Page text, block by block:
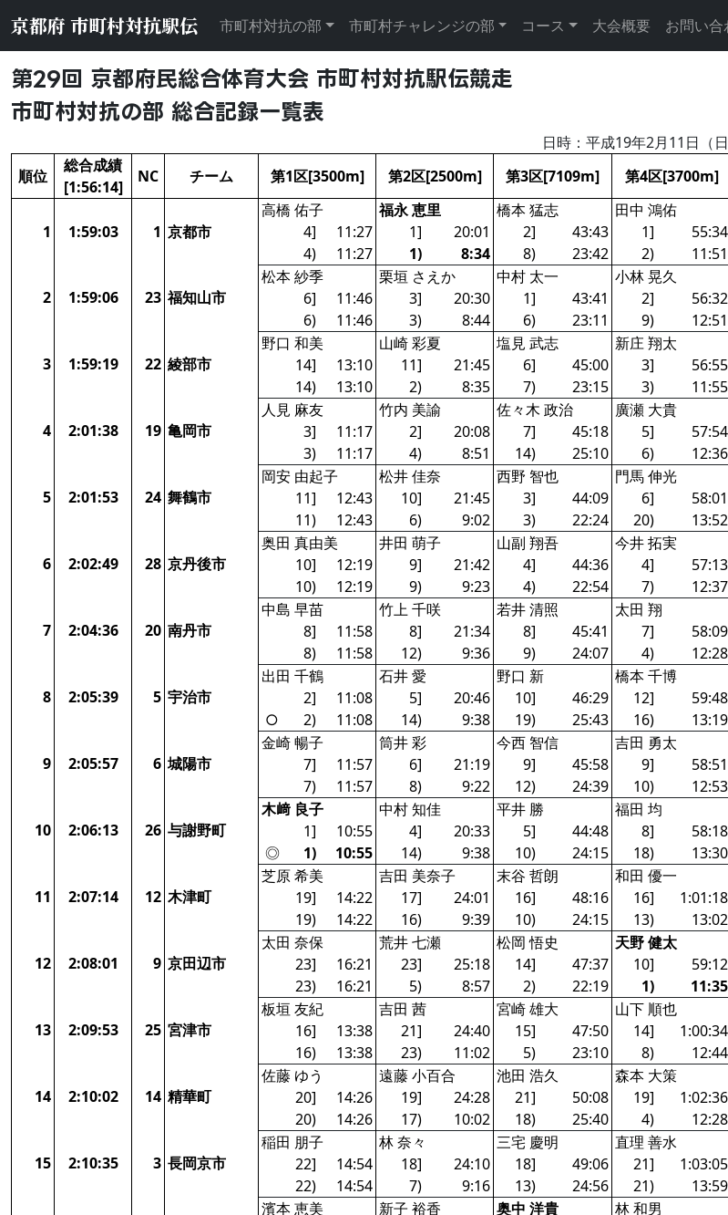
京都府 市町村対抗駅伝 市町村対抗の部 市町村チャレンジの部 コース 大会概要 お問い合
第29回 京都府民総合体育大会 市町村対抗駅伝競走
市町村対抗の部 総合記録一覧表
日時：平成19年2月11日（
順位
総合成績
[1:56:14]
NC チーム 第1区[3500m] 第2区[2500m] 第3区[7109m] 第4区[3700m]
1 1:59:03 1 京都市
高橋 佑子 福永 恵里 橋本 猛志 田中 鴻佑
4]
11:27 1] 20:01 2] 43:43 1] 55:34
4)
11:27 1) 8:34 8) 23:42 2) 11:51
2 1:59:06 23 福知山市
松本 紗季 栗垣 さえか 中村 太一 小林 晃久
6]
11:46 3] 20:30 1] 43:41 2] 56:32
6)
11:46 3) 8:44 6) 23:11 9) 12:51
3 1:59:19 22 綾部市
野口 和美 山崎 彩夏 塩見 武志 新庄 翔太
14]
13:10 11] 21:45 6] 45:00 3] 56:55
14)
13:10 2) 8:35 7) 23:15 3) 11:55
4 2:01:38 19 亀岡市
人見 麻友 竹内 美諭 佐々木 政治 廣瀬 大貴
3]
11:17 2] 20:08 7] 45:18 5] 57:54
3)
11:17 4) 8:51 14) 25:10 6) 12:36
5 2:01:53 24 舞鶴市
岡安 由起子 松井 佳奈 西野 智也 門馬 伸光
11]
12:43 10] 21:45 3] 44:09 6] 58:01
11)
12:43 6) 9:02 3) 22:24 20) 13:52
6 2:02:49 28 京丹後市
奥田 真由美 井田 萌子 山副 翔吾 今井 拓実
10]
12:19 9] 21:42 4] 44:36 4] 57:13
10)
12:19 9) 9:23 4) 22:54 7) 12:37
7 2:04:36 20 南丹市
中島 早苗 竹上 千咲 若井 清照 太田 翔
8]
11:58 8] 21:34 8] 45:41 7] 58:09
8)
11:58 12) 9:36 9) 24:07 4) 12:28
8 2:05:39 5 宇治市
出田 千鶴 石井 愛 野口 新 橋本 千博
2]
11:08 5] 20:46 10] 46:29 12] 59:48
○
2) 11:08 14) 9:38 19) 25:43 16) 13:19
9 2:05:57 6 城陽市
金崎 暢子 筒井 彩 今西 智信 吉田 勇太
7]
11:57 6] 21:19 9] 45:58 9] 58:51
7)
11:57 8) 9:22 12) 24:39 10) 12:53
10 2:06:13 26 与謝野町
木﨑 良子 中村 知佳 平井 勝 福田 均
1]
10:55 4] 20:33 5] 44:48 8] 58:18
◎
1) 10:55 14) 9:38 10) 24:15 18) 13:30
11 2:07:14 12 木津町
芝原 希美 吉田 美奈子 末谷 哲朗 和田 優一
19]
14:22 17] 24:01 16] 48:16 16] 1:01:18
19)
14:22 16) 9:39 10) 24:15 13) 13:02
12 2:08:01 9 京田辺市
太田 奈保 荒井 七瀬 松岡 悟史 天野 健太
23]
16:21 23] 25:18 14] 47:37 10] 59:12
23)
16:21 5) 8:57 2) 22:19 1) 11:35
13 2:09:53 25 宮津市
板垣 友紀 吉田 茜 宮崎 雄大 山下 順也
16]
13:38 21] 24:40 15] 47:50 14] 1:00:34
16)
13:38 23) 11:02 5) 23:10 8) 12:44
14 2:10:02 14 精華町
佐藤 ゆう 遠藤 小百合 池田 浩久 森本 大策
20]
14:26 19] 24:28 21] 50:08 19] 1:02:36
20)
14:26 17) 10:02 18) 25:40 4) 12:28
15 2:10:35 3 長岡京市
稲田 朋子 林 奈々 三宅 慶明 直理 善水
22]
14:54 18] 24:10 18] 49:06 21] 1:03:05
22)
14:54 7) 9:16 13) 24:56 21) 13:59
濱本 恵美 新子 裕香 奥中 洋貴 林 和男